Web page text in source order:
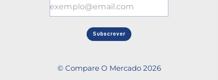
Subscrever
© Compare O Mercado 2026